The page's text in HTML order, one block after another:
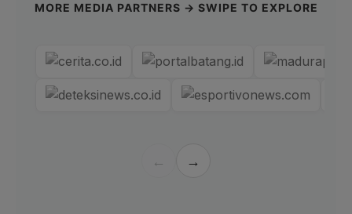
MORE MEDIA PARTNERS → SWIPE TO EXPLORE
← →